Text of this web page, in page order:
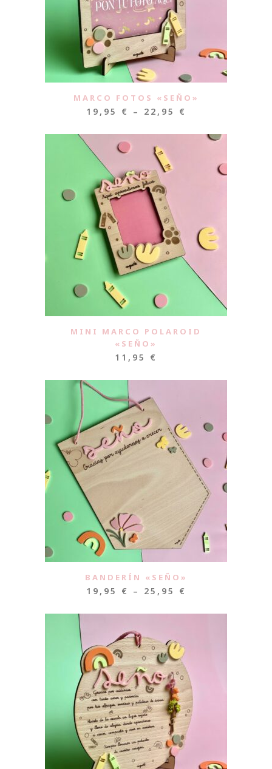
MARCO FOTOS «SEÑO»
19,95 € – 22,95 €
MINI MARCO POLAROID
«SEÑO»
11,95 €
BANDERÍN «SEÑO»
19,95 € – 25,95 €